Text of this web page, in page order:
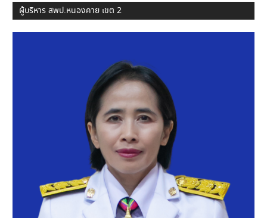
ผู้บริหาร สพป.หนองคาย เขต 2